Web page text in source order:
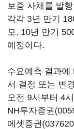
보증 사채를 발
각각 3년 만기
모, 10년 만기
예정이다.
수요예측 결과에
서 결정 또는 변
오전 9시부터 4
NH투자증권
에셋증권